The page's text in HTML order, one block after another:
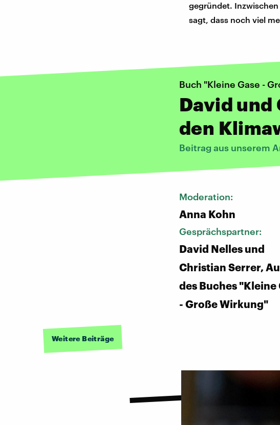
gegründet. Inzwischen
sagt, dass noch viel
Buch "Kleine Gase -
David
den
Beitrag aus unserem
Moderation:
Anna Kohn
Gesprächspartner:
David Nelles und
Christian Serrer,
des Buches "Kleine
- Große Wirkung"
Weitere Beiträge